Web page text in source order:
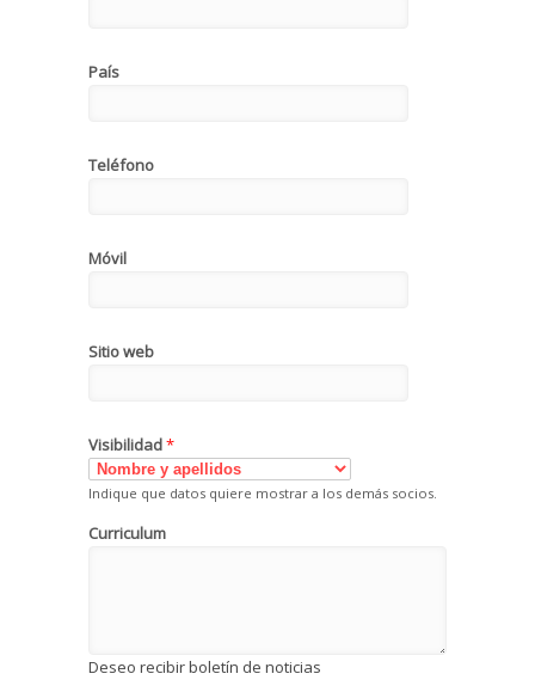
País
Teléfono
Móvil
Sitio web
Visibilidad*
Indique que datos quiere mostrar a los demás socios.
Curriculum
Deseo recibir boletín de noticias